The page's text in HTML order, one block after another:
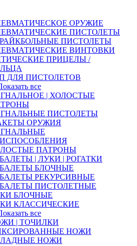
ОРУЖИЕ
ПИСТОЛЕТЫ
ПИСТОЛЕТЫ
ВИНТОВКИ
ПРИЦЕЛЫ /
ДЛЯ ПИСТОЛЕТОВ
все
| ХОЛОСТЫЕ
ПИСТОЛЕТЫ
ОРУЖИЯ
ПАТРОНЫ
| ЛУКИ | РОГАТКИ
БЛОЧНЫЕ
РЕКУРСИВНЫЕ
ПИСТОЛЕТНЫЕ
БЛОЧНЫЕ
КЛАССИЧЕСКИЕ
все
| ТОЧИЛКИ
НОЖИ
НОЖИ